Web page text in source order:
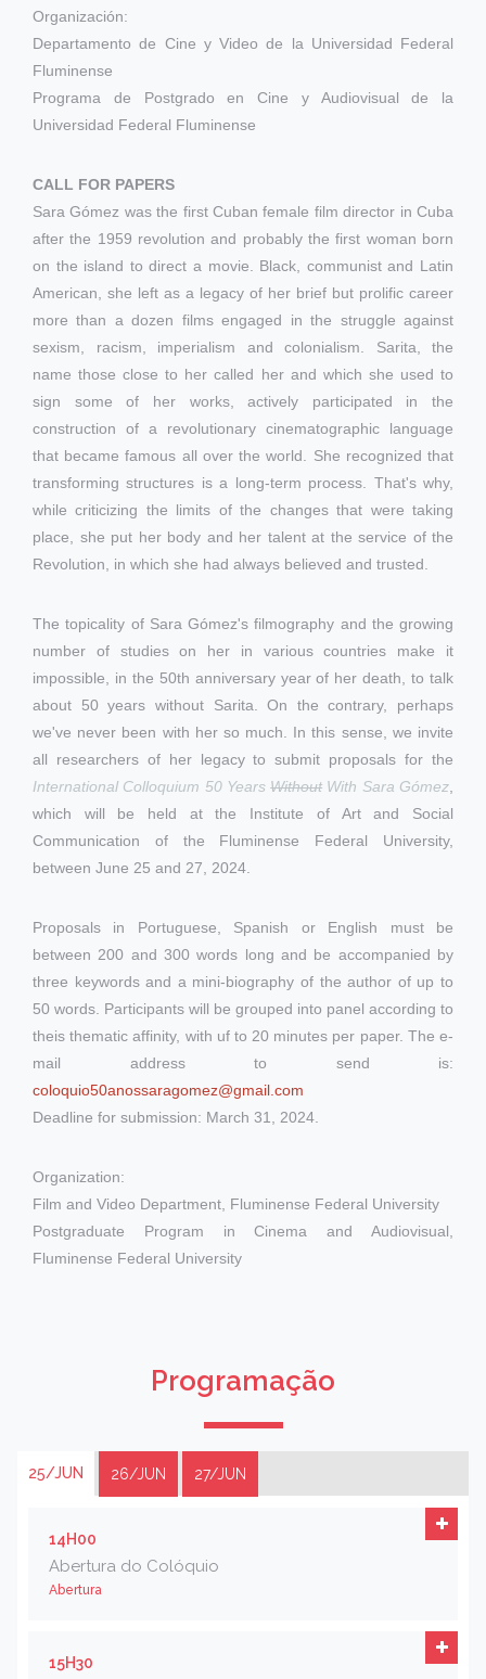
Organización:
Departamento de Cine y Video de la Universidad Federal
Fluminense
Programa de Postgrado en Cine y Audiovisual de la
Universidad Federal Fluminense
CALL FOR PAPERS
Sara Gómez was the first Cuban female film director in Cuba
after the 1959 revolution and probably the first woman born
on the island to direct a movie. Black, communist and Latin
American, she left as a legacy of her brief but prolific career
more than a dozen films engaged in the struggle against
sexism, racism, imperialism and colonialism. Sarita, the
name those close to her called her and which she used to
sign some of her works, actively participated in the
construction of a revolutionary cinematographic language
that became famous all over the world. She recognized that
transforming structures is a long-term process. That's why,
while criticizing the limits of the changes that were taking
place, she put her body and her talent at the service of the
Revolution, in which she had always believed and trusted.
The topicality of Sara Gómez's filmography and the growing
number of studies on her in various countries make it
impossible, in the 50th anniversary year of her death, to talk
about 50 years without Sarita. On the contrary, perhaps
we've never been with her so much. In this sense, we invite
all researchers of her legacy to submit proposals for the
International Colloquium 50 YearsWithout With Sara Gómez,
which will be held at the Institute of Art and Social
Communication of the Fluminense Federal University,
between June 25 and 27, 2024.
Proposals in Portuguese, Spanish or English must be
between 200 and 300 words long and be accompanied by
three keywords and a mini-biography of the author of up to
50 words. Participants will be grouped into panel according to
theis thematic affinity, with uf to 20 minutes per paper. The e-
mail address to send is:
coloquio50anossaragomez@gmail.com
Deadline for submission: March 31, 2024.
Organization:
Film and Video Department, Fluminense Federal University
Postgraduate Program in Cinema and Audiovisual,
Fluminense Federal University
Programação
25/JUN 26/JUN 27/JUN
14H00
Abertura do Colóquio
Abertura
15H30